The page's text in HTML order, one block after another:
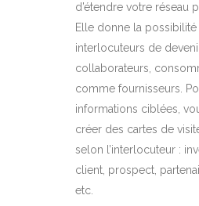
d’étendre votre réseau
Elle donne la possibilité
interlocuteurs de
collaborateurs,
comme fournisseurs.
informations ciblées,
créer des cartes de
selon l’interlocuteur :
client, prospect,
etc.